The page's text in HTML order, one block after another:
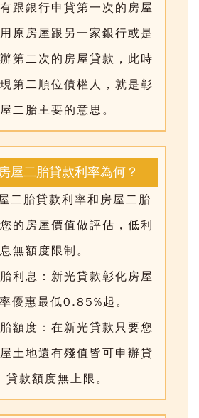
跟銀行申貸第一次的房屋
原房屋跟另一家銀行或是
第二次的房屋貸款，此時
第二順位債權人，就是彰
二胎主要的意思。
屋二胎貸款利率為何？
二胎貸款利率和房屋二胎
的房屋價值做評估，低利
息無額度限制。
利息：新光貸款彰化房屋
優惠最低0.85%起 。
額度：在新光貸款只要您
土地還有殘值皆可申辦貸
貸款額度無上限。